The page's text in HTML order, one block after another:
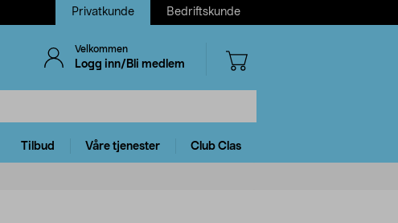
Privatkunde Bedriftskunde
Velkommen
Logg inn/Bli medlem
Tilbud Våre tjenester Club Clas